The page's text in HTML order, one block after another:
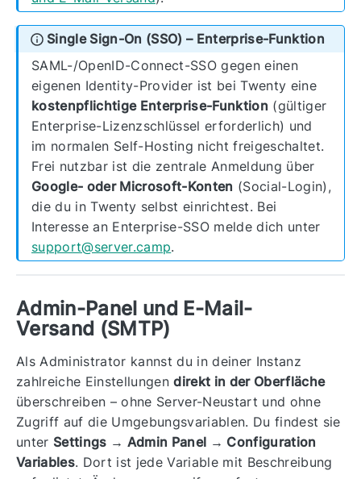
Single Sign-On (SSO) – Enterprise-Funktion
SAML-/OpenID-Connect-SSO gegen einen
eigenen Identity-Provider ist bei Twenty eine
kostenpflichtige Enterprise-Funktion (gültiger
Enterprise-Lizenzschlüssel erforderlich) und
im normalen Self-Hosting nicht freigeschaltet.
Frei nutzbar ist die zentrale Anmeldung über
Google- oder Microsoft-Konten (Social-Login),
die du in Twenty selbst einrichtest. Bei
Interesse an Enterprise-SSO melde dich unter
support@server.camp.
Admin-Panel und E-Mail-
Versand (SMTP)
Als Administrator kannst du in deiner Instanz
zahlreiche Einstellungendirekt in der Oberfläche
überschreiben – ohne Server-Neustart und ohne
Zugriff auf die Umgebungsvariablen. Du findest sie
unter Settings → Admin Panel → Configuration
Variables. Dort ist jede Variable mit Beschreibung